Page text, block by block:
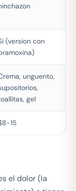
(version con
unguento,
gel
15
el dolor (la